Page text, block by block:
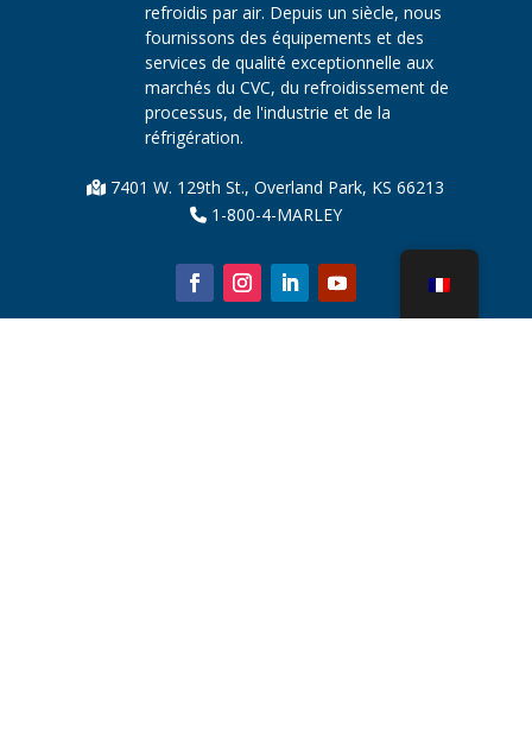
refroidis par air. Depuis un siècle, nous
fournissons des équipements et des
services de qualité exceptionnelle aux
marchés du CVC, du refroidissement de
processus, de l'industrie et de la
réfrigération.
7401 W. 129th St., Overland Park, KS 66213
1-800-4-MARLEY